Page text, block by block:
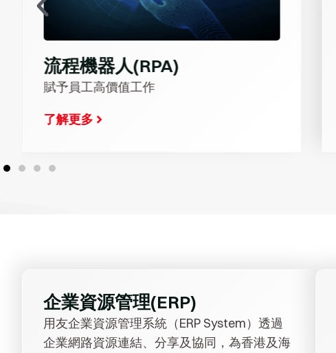
流程機器人(RPA)
賦予員工高價值工作
了解更多
企業資源管理(ERP)
用友企業資源管理系統（ERP System）透過
企業網路資源連結、分享及協同，為香港及海